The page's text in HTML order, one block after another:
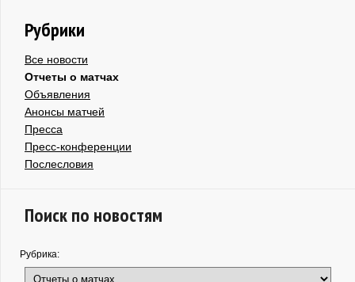
Рубрики
Все новости
Отчеты о матчах
Объявления
Анонсы матчей
Пресса
Пресс-конференции
Послесловия
Поиск по новостям
Рубрика: